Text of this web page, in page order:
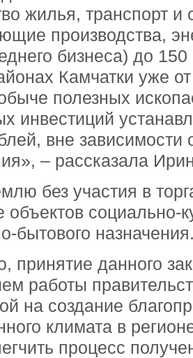
жилья, транспорт и
производства,
бизнеса) до
Камчатки уже
полезных
инвестиций
вне зависимости
– рассказала
без участия в
социально-
бытового
принятие данного
работы
на создание
климата в
процесс